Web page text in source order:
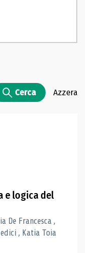
Cerca Azzera
e logica del
De Francesca ,
, Katia Toia